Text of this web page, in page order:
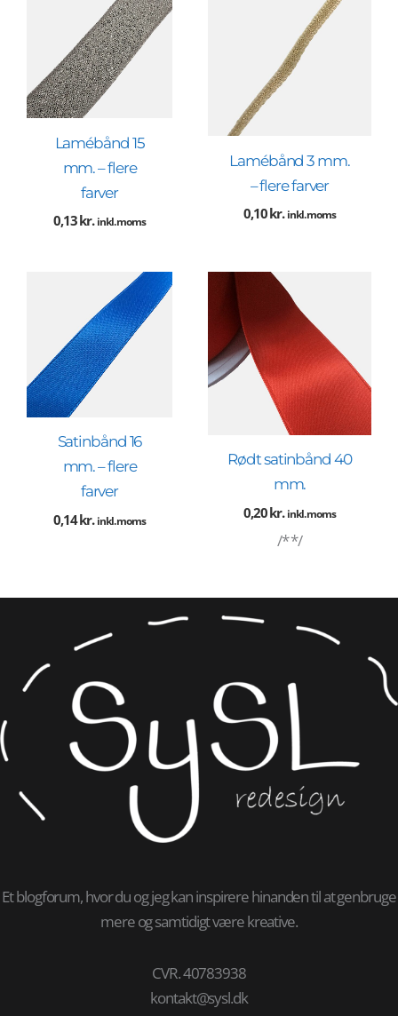
Lamébånd 15
mm. – flere
farver
0,13kr. inkl. moms
Lamébånd 3 mm.
– flere farver
0,10kr. inkl. moms
Satinbånd 16
mm. – flere
farver
0,14kr. inkl. moms
Rødt satinbånd 40
mm.
0,20kr. inkl. moms
/* */
Et blogforum, hvor du og jeg kan inspirere hinanden til at genbruge
mere og samtidigt være kreative.
CVR. 40783938
kontakt@sysl.dk